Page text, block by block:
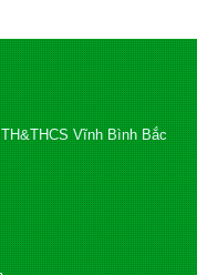
Vĩnh Bình Bắc